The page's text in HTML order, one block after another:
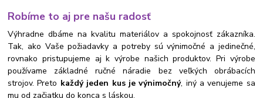
Robíme to aj pre našu radosť
Výhradne dbáme na kvalitu materiálov a spokojnosť zákazníka.
Tak, ako Vaše požiadavky a potreby sú výnimočné a jedinečné,
rovnako pristupujeme aj k výrobe našich produktov. Pri výrobe
používame základné ručné náradie bez veľkých obrábacích
strojov. Preto každý jeden kus je výnimočný, iný a venujeme sa
mu od začiatku do konca s láskou.